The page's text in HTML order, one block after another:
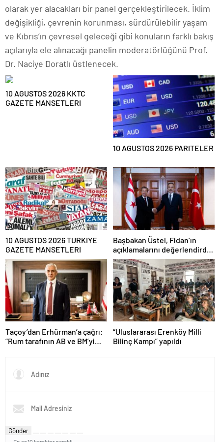
olarak yer alacakları bir panel gerçekleştirilecek. İklim
değişikliği, çevrenin korunması, sürdürülebilir yaşam
ve Kıbrıs’ın çevresel geleceği gibi konuların farklı bakış
açılarıyla ele alınacağı panelin moderatörlüğünü Prof.
Dr. Naciye Doratlı üstlenecek.
10 AGUSTOS 2026 KKTC
GAZETE MANSETLERI
10 AGUSTOS 2026 PARITELER
10 AGUSTOS 2026 TURKIYE
GAZETE MANSETLERI
Başbakan Üstel, Fidan’ın
açıklamalarını değerlendirdi,
teşekkür etti
Taçoy’dan Erhürman’a çağrı:
“Rum tarafının AB ve BM’yi
tezgaha izin vermeyiniz”
“Uluslararası Erenköy Milli
Bilinç Kampı” yapıldı
Gönder